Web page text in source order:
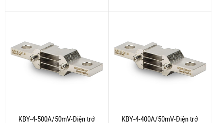
KBY-4-500A/50mV-Điện trở
KBY-4-400A/50mV-Điện trở